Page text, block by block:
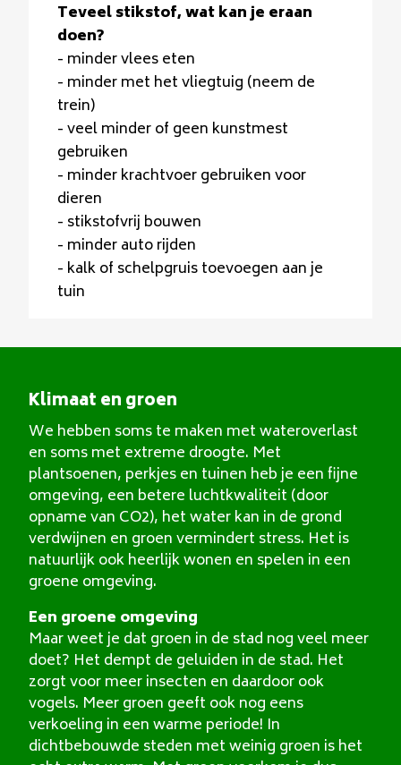
Teveel stikstof, wat kan je eraan
doen?
- minder vlees eten
- minder met het vliegtuig (neem de
trein)
- veel minder of geen kunstmest
gebruiken
- minder krachtvoer gebruiken voor
dieren
- stikstofvrij bouwen
- minder auto rijden
- kalk of schelpgruis toevoegen aan je
tuin
Klimaat en groen
We hebben soms te maken met wateroverlast
en soms met extreme droogte. Met
plantsoenen, perkjes en tuinen heb je een fijne
omgeving, een betere luchtkwaliteit (door
opname van CO2), het water kan in de grond
verdwijnen en groen vermindert stress. Het is
natuurlijk ook heerlijk wonen en spelen in een
groene omgeving.
Een groene omgeving
Maar weet je dat groen in de stad nog veel meer
doet? Het dempt de geluiden in de stad. Het
zorgt voor meer insecten en daardoor ook
vogels. Meer groen geeft ook nog eens
verkoeling in een warme periode! In
dichtbebouwde steden met weinig groen is het